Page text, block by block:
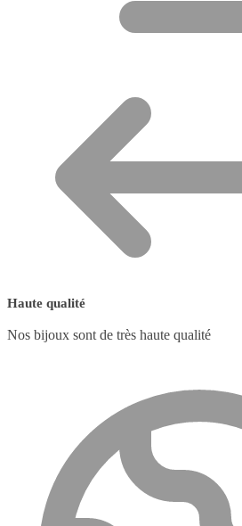
Haute qualité
Nos bijoux sont de très haute qualité